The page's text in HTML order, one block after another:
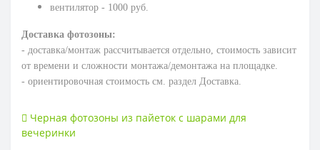
вентилятор - 1000 руб.
Доставка фотозоны:
- доставка/монтаж рассчитывается отдельно, стоимость зависит
от времени и сложности монтажа/демонтажа на площадке.
- ориентировочная стоимость см. раздел Доставка.
Черная фотозоны из пайеток с шарами для
вечеринки